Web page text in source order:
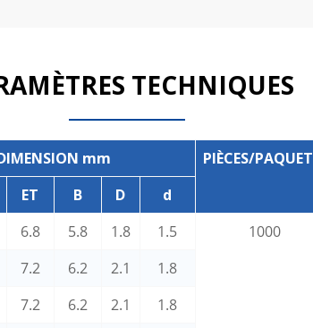
TECHNIQUES
mm PIÈCES/PAQUET
ET B D
d
6.8 5.8 1.8 1.5 1000
7.2 6.2 2.1
1.8
7.2 6.2 2.1
1.8